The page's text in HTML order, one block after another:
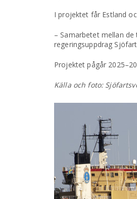
I projektet får Estland
– Samarbetet mellan
regeringsuppdrag
Projektet pågår
Källa och foto: